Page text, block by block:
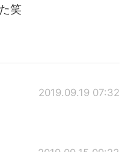
笑
2019.09.19 07:32